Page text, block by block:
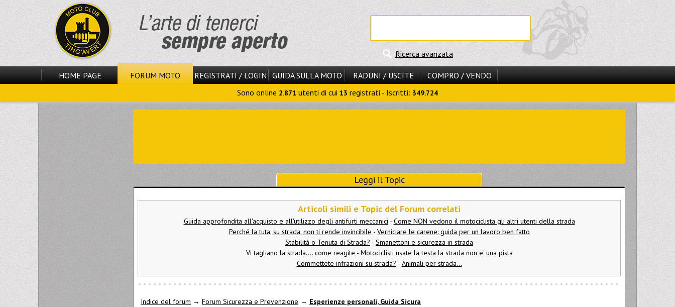
Ricerca avanzata
HOME PAGE FORUM MOTO REGISTRATI / LOGIN GUIDA SULLA MOTO RADUNI / USCITE
COMPRO / VENDO
Sono online 2.871 utenti di cui 13 registrati - Iscritti: 349.724
Leggi il Topic
Articoli simili e Topic del Forum correlati
Guida approfondita all'acquisto e all'utilizzo degli antifurti meccanici - Come NON vedono il motociclista gli altri utenti della strada
Perché la tuta, su strada, non ti rende invincibile - Verniciare le carene: guida per un lavoro ben fatto
Stabilità o Tenuta di Strada? - Smanettoni e sicurezza in strada
Vi tagliano la strada.... come reagite - Motociclisti usate la testa la strada non e' una pista
Commettete infrazioni su strada? - Animali per strada...
Indice del forum → Forum Sicurezza e Prevenzione → Esperienze personali, Guida Sicura